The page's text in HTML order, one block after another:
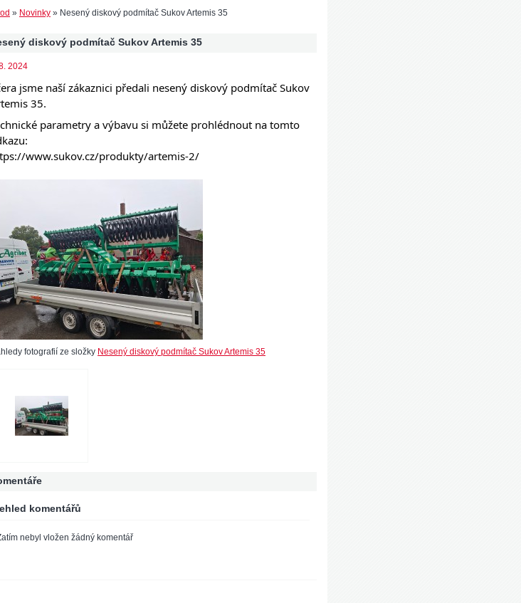
» Novinky » Nesený diskový podmítač Sukov Artemis 35
diskový podmítač Sukov Artemis 35
2024
jsme naší zákaznici předali nesený diskový podmítač Sukov
35.
parametry a výbavu si můžete prohlédnout na tomto
www.sukov.cz/produkty/artemis-2/
fotografií ze složky Nesený diskový podmítač Sukov Artemis 35
komentářů
nebyl vložen žádný komentář